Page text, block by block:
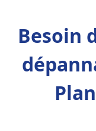
Besoin